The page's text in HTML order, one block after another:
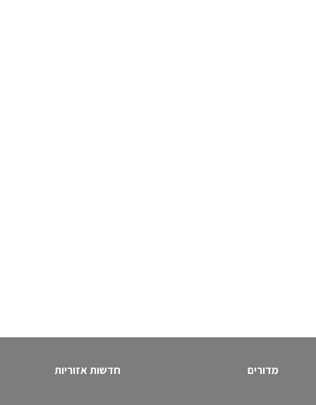
מדורים חדשות אזוריות